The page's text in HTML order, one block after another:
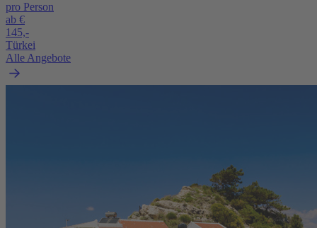
pro Person
ab €
145,-
Türkei
Alle Angebote